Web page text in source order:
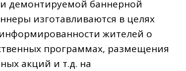
демонтируемой баннерной
изготавливаются в целях
жителей о
программах, размещения
акций и т.д. на